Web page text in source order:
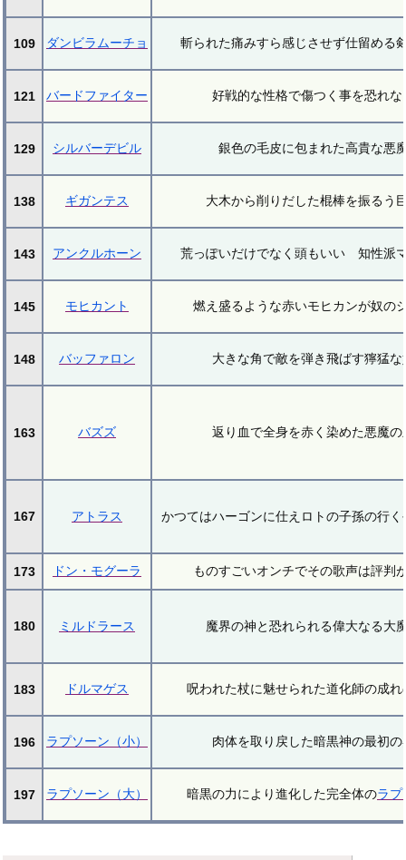
109 ダンビラムーチョ 斬られた痛みすら感じさせず仕留める
121 バードファイター 好戦的な性格で傷つく事を恐れな
129 シルバーデビル 銀色の毛皮に包まれた高貴な悪
138 ギガンテス 大木から削りだした棍棒を振るう
143 アンクルホーン 荒っぽいだけでなく頭もいい 知性派
145 モヒカント 燃え盛るような赤いモヒカンが奴の
148 バッファロン 大きな角で敵を弾き飛ばす獰猛な
163 バズズ 返り血で全身を赤く染めた悪魔の
167 アトラス かつてはハーゴンに仕えロトの子孫の行く
173 ドン・モグーラ ものすごいオンチでその歌声は評判
180 ミルドラース 魔界の神と恐れられる偉大なる大
183 ドルマゲス 呪われた杖に魅せられた道化師の成れ
196 ラプソーン（小） 肉体を取り戻した暗黒神の最初の
197 ラプソーン（大） 暗黒の力により進化した完全体のラプ